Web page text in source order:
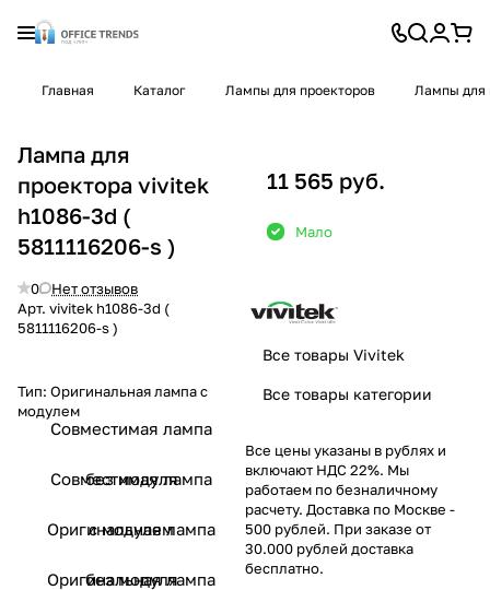
Главная Каталог Лампы для проекторов Лампы для
Лампа для
проектора vivitek
h1086-3d (
5811116206-s )
0
Нет отзывов
Арт. vivitek h1086-3d (
5811116206-s )
Тип: Оригинальная лампа с
модулем
Совместимая лампа
без модуля
Совместимая лампа
с модулем
Оригинальная лампа
без модуля
Оригинальная лампа
11 565 руб.
Мало
Все товары Vivitek
Все товары категории
Все цены указаны в рублях и
включают НДС 22%. Мы
работаем по безналичному
расчету. Доставка по Москве -
500 рублей. При заказе от
30.000 рублей доставка
бесплатно.